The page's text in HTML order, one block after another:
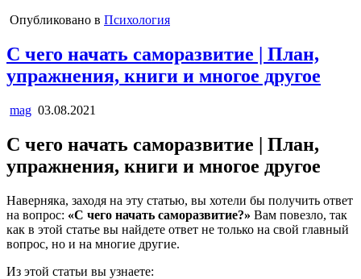
Опубликовано в Психология
С чего начать саморазвитие | План,
упражнения, книги и многое другое
mag 03.08.2021
С чего начать саморазвитие | План,
упражнения, книги и многое другое
Наверняка, заходя на эту статью, вы хотели бы получить ответ
на вопрос: «С чего начать саморазвитие?» Вам повезло, так
как в этой статье вы найдете ответ не только на свой главный
вопрос, но и на многие другие.
Из этой статьи вы узнаете: